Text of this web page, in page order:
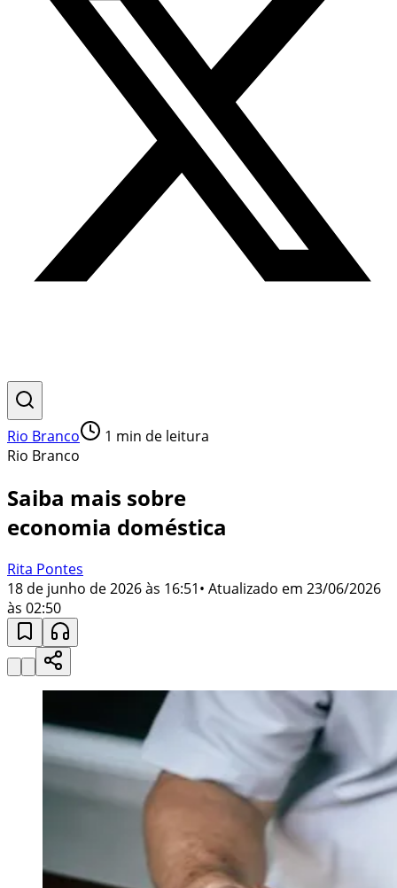
Rio Branco 1 min de leitura
Rio Branco
Saiba mais sobre
economia doméstica
Rita Pontes
18 de junho de 2026 às 16:51• Atualizado em 23/06/2026
às 02:50